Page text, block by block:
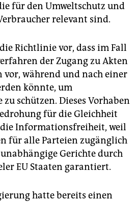
für den Umweltschutz und
relevant sind.
Richtlinie vor, dass im Fall
der Zugang zu Akten
vor, während und nach einer
könnte, um
schützen. Dieses Vorhaben
für die Gleichheit
die Informationsfreiheit, weil
für alle Parteien zugänglich
Gerichte durch
EU Staaten garantiert.
hatte bereits einen